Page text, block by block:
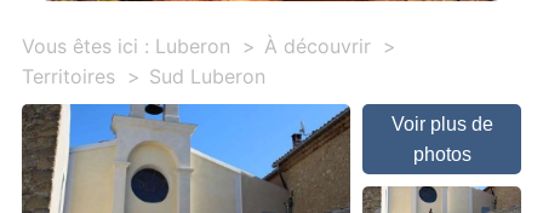
Vous êtes ici : Luberon
À découvrir
Territoires
Sud Luberon
Voir plus de
photos